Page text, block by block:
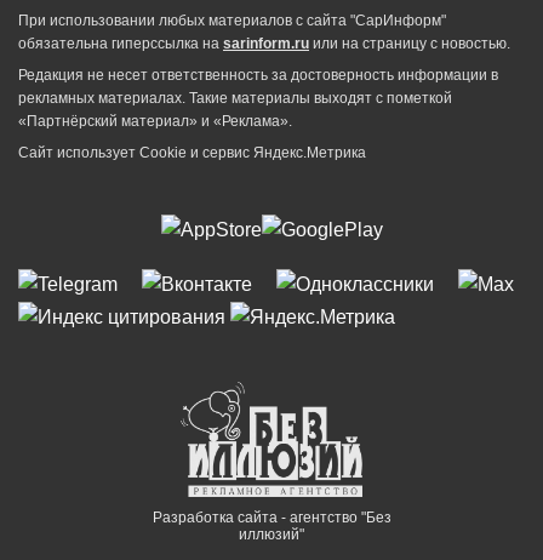
При использовании любых материалов с сайта "СарИнформ"
обязательна гиперссылка на sarinform.ru или на страницу с новостью.
Редакция не несет ответственность за достоверность информации в
рекламных материалах. Такие материалы выходят с пометкой
«Партнёрский материал» и «Реклама».
Сайт использует Cookie и сервиc Яндекс.Метрика
Разработка сайта - агентство "Без
иллюзий"